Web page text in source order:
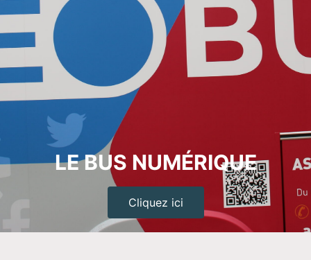
LE BUS NUMÉRIQUE
Cliquez ici